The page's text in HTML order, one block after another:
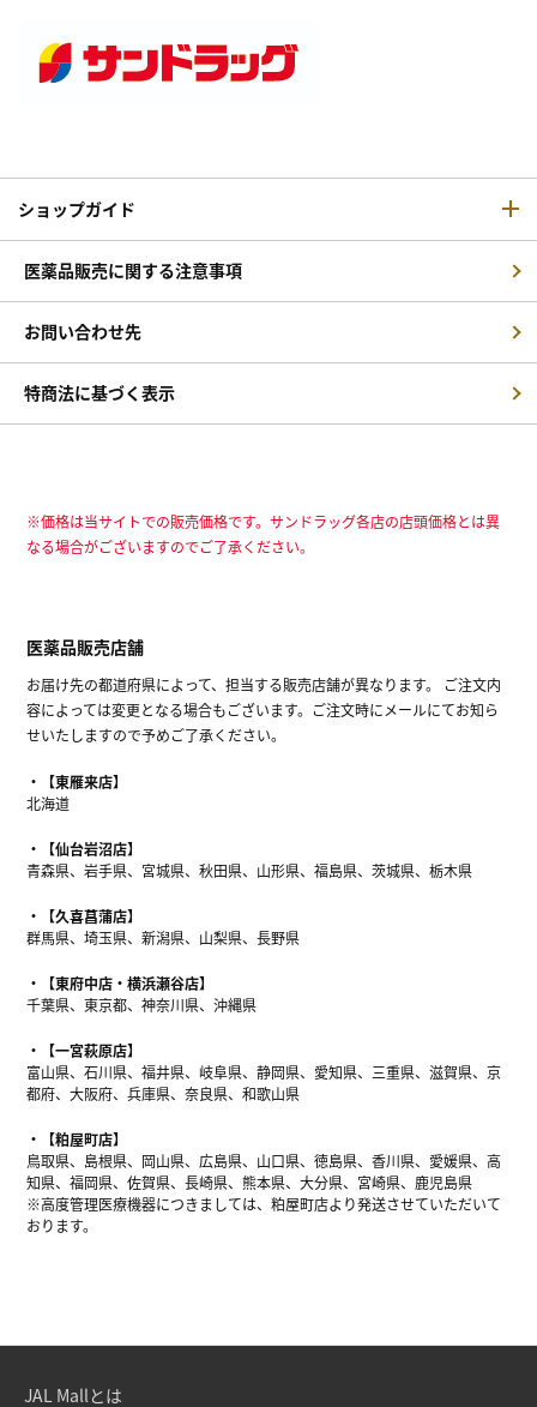
ショップガイド
医薬品販売に関する注意事項
お問い合わせ先
特商法に基づく表示
※価格は当サイトでの販売価格です。サンドラッグ各店の店頭価格とは異
なる場合がございますのでご了承ください。
医薬品販売店舗
お届け先の都道府県によって、担当する販売店舗が異なります。 ご注文内
容によっては変更となる場合もございます。ご注文時にメールにてお知ら
せいたしますので予めご了承ください。
【東雁来店】
北海道
【仙台岩沼店】
青森県、岩手県、宮城県、秋田県、山形県、福島県、茨城県、栃木県
【久喜菖蒲店】
群馬県、埼玉県、新潟県、山梨県、長野県
【東府中店・横浜瀬谷店】
千葉県、東京都、神奈川県、沖縄県
【一宮萩原店】
富山県、石川県、福井県、岐阜県、静岡県、愛知県、三重県、滋賀県、京
都府、大阪府、兵庫県、奈良県、和歌山県
【粕屋町店】
鳥取県、島根県、岡山県、広島県、山口県、徳島県、香川県、愛媛県、高
知県、福岡県、佐賀県、長崎県、熊本県、大分県、宮崎県、鹿児島県
※高度管理医療機器につきましては、粕屋町店より発送させていただいて
おります。
JAL Mallとは